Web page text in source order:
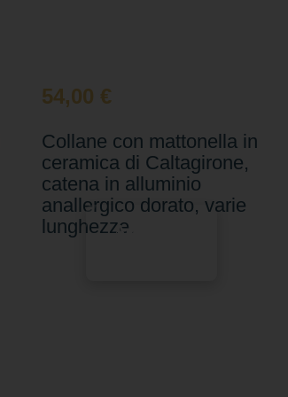
54,00 €
Collane con mattonella in
ceramica di Caltagirone,
catena in alluminio
anallergico dorato, varie
lunghezze.Aggiungi